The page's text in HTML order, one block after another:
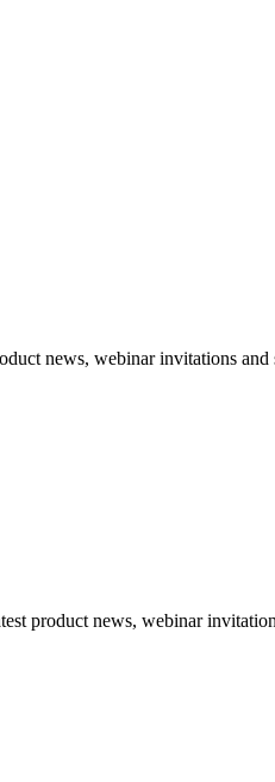
news, webinar invitations and
product news, webinar